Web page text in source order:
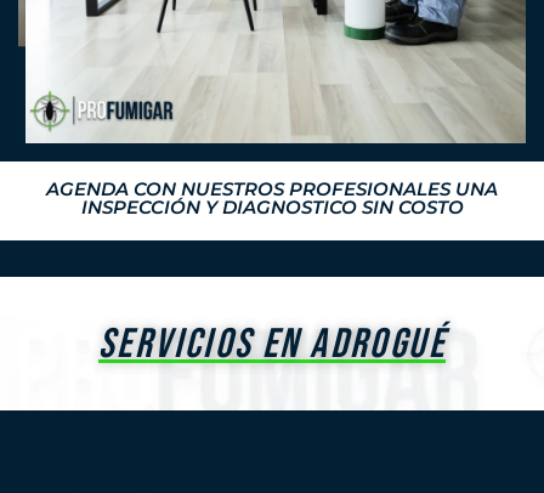
AGENDA CON NUESTROS PROFESIONALES UNA
INSPECCIÓN Y DIAGNOSTICO SIN COSTO
SERVICIOS EN ADROGUÉ